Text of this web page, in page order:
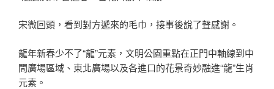
宋微回頭，看到對方遞來的毛巾，接事後說了聲感謝。
龍年新春少不了“龍”元素，文明公園重點在正門中軸線到中
間廣場區域、東北廣場以及各進口的花景奇妙融進“龍”生肖
元素。